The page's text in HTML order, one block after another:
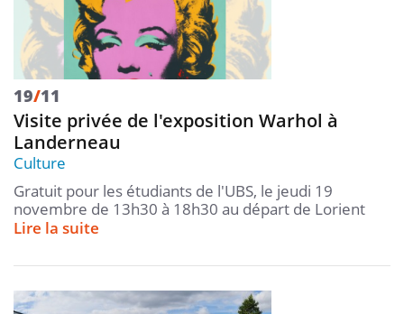
19/11
Visite privée de l'exposition Warhol à
Landerneau
Culture
Gratuit pour les étudiants de l'UBS, le jeudi 19
novembre de 13h30 à 18h30 au départ de Lorient
Lire la suite